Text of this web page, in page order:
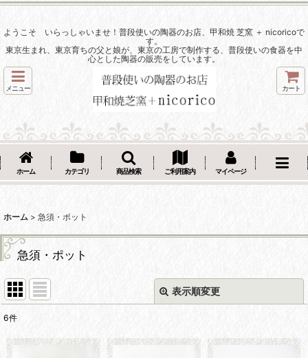
ようこそ いらっしゃいませ！普段使いの陶器のお店、甲和焼 芝窯 ＋ nicoricoで
す。
東京生まれ、東京育ちの父と娘が、東京の工房で制作する、普段使いの食器を中
心とした陶器の販売をしています。
メニュー カート
ホーム カテゴリ 商品検索 ご利用案内 マイページ
ホーム > 急須・ポット
急須・ポット
表示順変更
6件